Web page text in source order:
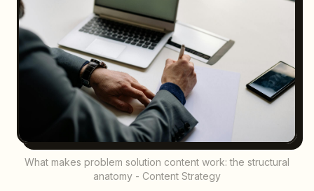
What makes problem solution content work: the structural
anatomy - Content Strategy